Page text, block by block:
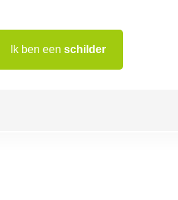
Ik ben een schilder